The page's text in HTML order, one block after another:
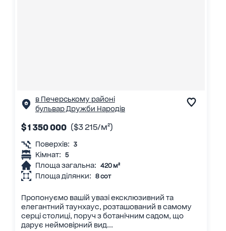
в Печерському районі
бульвар Дружби Народів
$ 1 350 000 ($3 215/м²)
Поверхів: 3
Кімнат: 5
Площа загальна: 420 м²
Площа ділянки: 8 сот
Пропонуємо вашій увазі ексклюзивний та
елегантний таунхаус, розташований в самому
серці столиці, поруч з ботанічним садом, що
дарує неймовірний вид...